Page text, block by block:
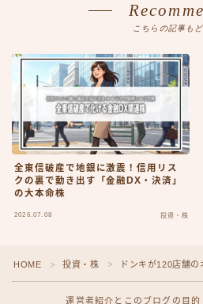
こちらの記事も
全東信破産で地銀に激震！信用リス
クの裏で動き出す「金融DX・決済」
の大本命株
2026.07.08 投資・株
HOME ＞ 投資・株 ＞ ドンキが120店舗
運営者紹介とこのブログの目的